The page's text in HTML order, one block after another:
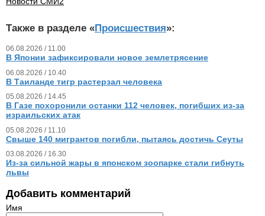
Также в разделе «Происшествия»:
06.08.2026 / 11.00
В Японии зафиксировали новое землетрясение
06.08.2026 / 10.40
В Таиланде тигр растерзал человека
05.08.2026 / 14.45
В Газе похоронили останки 112 человек, погибших из‑за
израильских атак
05.08.2026 / 11.10
Свыше 140 мигрантов погибли, пытаясь достичь Сеуты
03.08.2026 / 16.30
Из‑за сильной жары в японском зоопарке стали гибнуть
львы
Добавить комментарий
Имя